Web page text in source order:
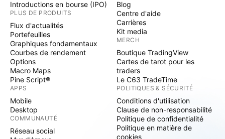
Introductions en bourse (IPO)
PLUS DE PRODUITS
Flux d'actualités
Portefeuilles
Graphiques fondamentaux
Courbes de rendement
Options
Macro Maps
Pine Script®
APPS
Mobile
Desktop
COMMUNAUTÉ
Réseau social
Blog
Centre d'aide
Carrières
Kit media
MERCH
Boutique TradingView
Cartes de tarot pour les
traders
Le C63 TradeTime
POLITIQUES & SÉCURITÉ
Conditions d'utilisation
Clause de non-responsabilité
Politique de confidentialité
Politique en matière de
cookies